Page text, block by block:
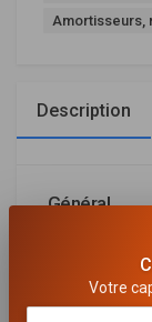
Amortisseurs,
Description
Général
CHÂSSIS
Votre